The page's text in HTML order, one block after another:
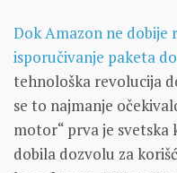
Dok Amazon ne
isporučivanje paketa
tehnološka revolucija
se to najmanje
motor“ prva je svetska
dobila dozvolu za